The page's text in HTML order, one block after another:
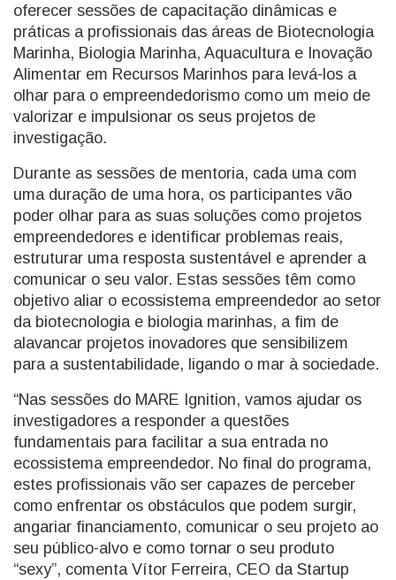
oferecer sessões de capacitação dinâmicas e
práticas a profissionais das áreas de Biotecnologia
Marinha, Biologia Marinha, Aquacultura e Inovação
Alimentar em Recursos Marinhos para levá-los a
olhar para o empreendedorismo como um meio de
valorizar e impulsionar os seus projetos de
investigação.
Durante as sessões de mentoria, cada uma com
uma duração de uma hora, os participantes vão
poder olhar para as suas soluções como projetos
empreendedores e identificar problemas reais,
estruturar uma resposta sustentável e aprender a
comunicar o seu valor. Estas sessões têm como
objetivo aliar o ecossistema empreendedor ao setor
da biotecnologia e biologia marinhas, a fim de
alavancar projetos inovadores que sensibilizem
para a sustentabilidade, ligando o mar à sociedade.
“Nas sessões do MARE Ignition, vamos ajudar os
investigadores a responder a questões
fundamentais para facilitar a sua entrada no
ecossistema empreendedor. No final do programa,
estes profissionais vão ser capazes de perceber
como enfrentar os obstáculos que podem surgir,
angariar financiamento, comunicar o seu projeto ao
seu público-alvo e como tornar o seu produto
“sexy”, comenta Vítor Ferreira, CEO da Startup